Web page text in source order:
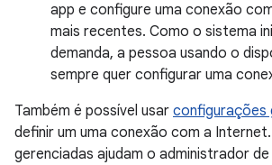
app e configure uma conexão
mais recentes. Como o sistema
demanda, a pessoa usando o
sempre quer configurar uma
Também é possível usar configurações
definir um uma conexão com a
gerenciadas ajudam o administrador